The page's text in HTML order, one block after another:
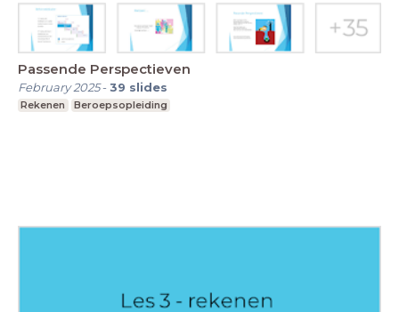
Passende Perspectieven
February 2025-39 slides
Rekenen Beroepsopleiding